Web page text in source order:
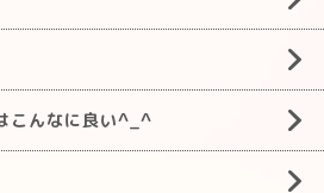
こんなに良い^_^